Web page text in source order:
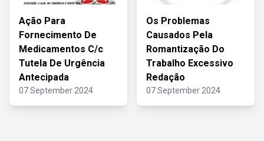
Ação Para
Fornecimento De
Medicamentos C/c
Tutela De Urgência
Antecipada
07 September 2024
Os Problemas
Causados Pela
Romantização Do
Trabalho Excessivo
Redação
07 September 2024